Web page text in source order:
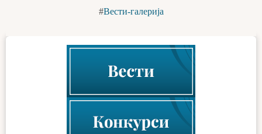
Вести-галерија